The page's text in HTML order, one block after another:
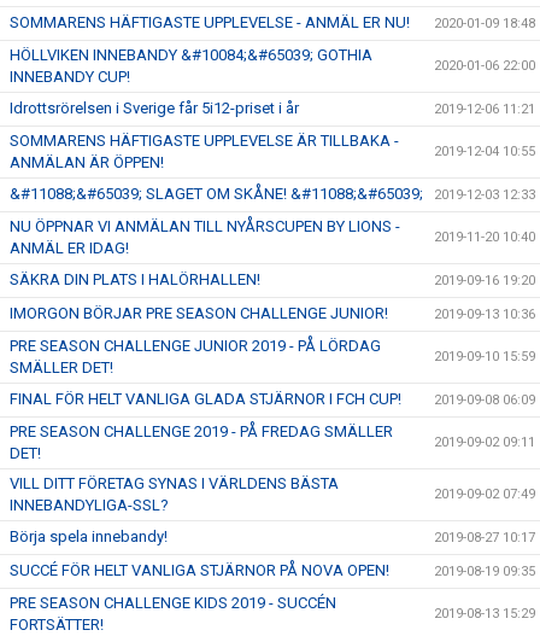
SOMMARENS HÄFTIGASTE UPPLEVELSE - ANMÄL ER NU! 2020-01-09 18:48
HÖLLVIKEN INNEBANDY &#10084;&#65039; GOTHIA
INNEBANDY CUP!
2020-01-06 22:00
Idrottsrörelsen i Sverige får 5i12-priset i år 2019-12-06 11:21
SOMMARENS HÄFTIGASTE UPPLEVELSE ÄR TILLBAKA -
ANMÄLAN ÄR ÖPPEN!
2019-12-04 10:55
&#11088;&#65039; SLAGET OM SKÅNE! &#11088;&#65039; 2019-12-03 12:33
NU ÖPPNAR VI ANMÄLAN TILL NYÅRSCUPEN BY LIONS -
ANMÄL ER IDAG!
2019-11-20 10:40
SÄKRA DIN PLATS I HALÖRHALLEN! 2019-09-16 19:20
IMORGON BÖRJAR PRE SEASON CHALLENGE JUNIOR! 2019-09-13 10:36
PRE SEASON CHALLENGE JUNIOR 2019 - PÅ LÖRDAG
SMÄLLER DET!
2019-09-10 15:59
FINAL FÖR HELT VANLIGA GLADA STJÄRNOR I FCH CUP! 2019-09-08 06:09
PRE SEASON CHALLENGE 2019 - PÅ FREDAG SMÄLLER
DET!
2019-09-02 09:11
VILL DITT FÖRETAG SYNAS I VÄRLDENS BÄSTA
INNEBANDYLIGA-SSL?
2019-09-02 07:49
Börja spela innebandy! 2019-08-27 10:17
SUCCÉ FÖR HELT VANLIGA STJÄRNOR PÅ NOVA OPEN! 2019-08-19 09:35
PRE SEASON CHALLENGE KIDS 2019 - SUCCÉN
FORTSÄTTER!
2019-08-13 15:29